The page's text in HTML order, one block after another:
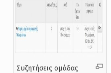
Συζητήσεις ομάδας